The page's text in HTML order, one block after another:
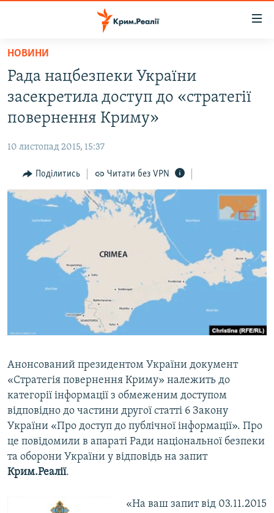
Перейти
основного
матеріалу
до
основної
Перейти
до
пошуку
ВОДА.КРИМ
ВІДЕО ТА ФОТО
БЛОГИ
ПОГЛЯД
ІНТЕРВ'Ю
ВСЕ ЗА ДЕНЬ
СПЕЦПРОЕКТИ
ДЕПОРТАЦІЯ
ВІДЕОУРОКИ «ELIFBE»
СВІДЧЕННЯ ОКУПАЦІЇ
УКРАЇНСЬКА ПРОБЛЕМА КРИМУ
ЯК ОБІЙТИ БЛОКУВАННЯ
Усі сайти RFE/RL
НОВИНИ
Рада нацбезпеки України
засекретила доступ до «стратегії
повернення Криму»
10 листопад 2015, 15:37
Поділитись Читати без VPN
Анонсований президентом України документ
«Стратегія повернення Криму» належить до
категорії інформації з обмеженим доступом
відповідно до частини другої статті 6 Закону
України «Про доступ до публічної інформації». Про
це повідомили в апараті Ради національної безпеки
та оборони України у відповідь на запит
Крим.Реалії.
«На ваш запит від 03.11.2015